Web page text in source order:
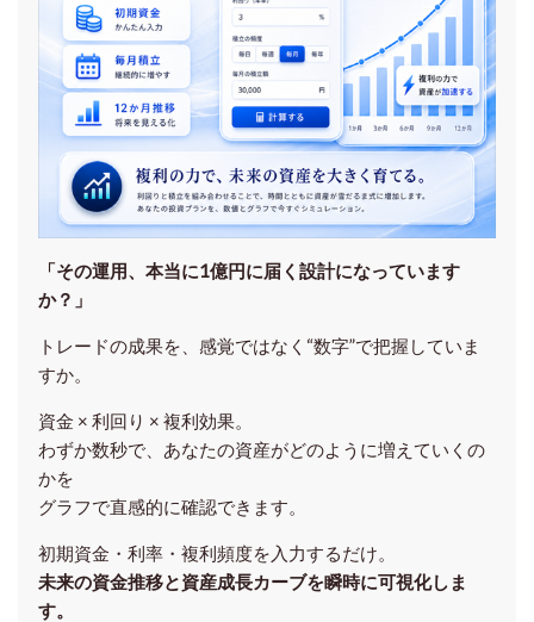
「その運用、本当に1億円に届く設計になっています
か？」
トレードの成果を、感覚ではなく“数字”で把握していま
すか。
資金 × 利回り × 複利効果。
わずか数秒で、あなたの資産がどのように増えていくの
かを
グラフで直感的に確認できます。
初期資金・利率・複利頻度を入力するだけ。
未来の資金推移と資産成長カーブを瞬時に可視化しま
す。